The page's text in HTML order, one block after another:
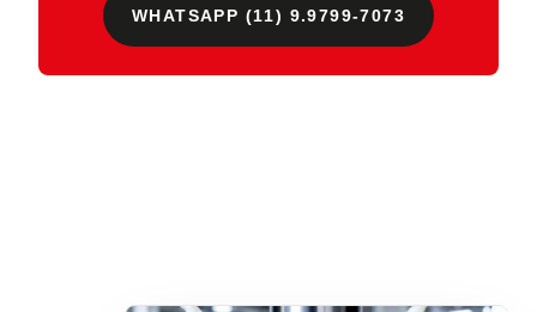
WHATSAPP (11) 9.9799-7073